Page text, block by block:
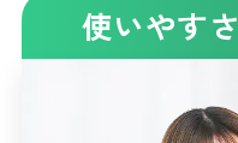
使いやすさ